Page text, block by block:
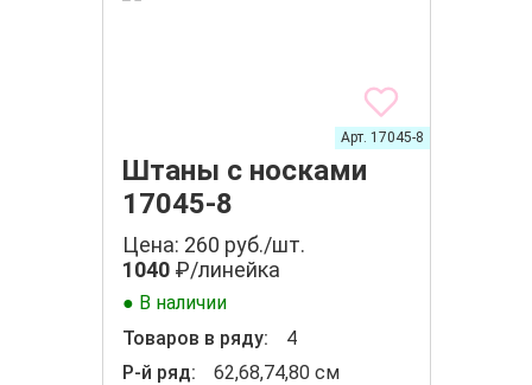
Штаны с носками
17045-8
Арт. 17045-8
Цена: 260 руб./шт.
1040₽/линейка
● В наличии
Товаров в ряду:
4
Р-й ряд:
62,68,74,80 см